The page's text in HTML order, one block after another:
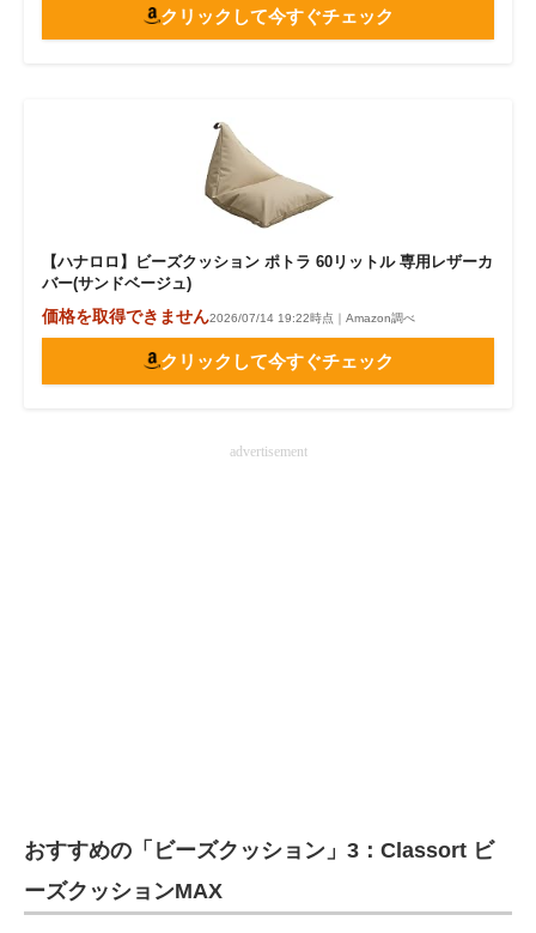
クリックして今すぐチェック
【ハナロロ】ビーズクッション ポトラ 60リットル 専用レザーカ
バー(サンドベージュ)
価格を取得できません2026/07/14 19:22時点｜Amazon調べ
クリックして今すぐチェック
advertisement
おすすめの「ビーズクッション」3：Classort ビ
ーズクッションMAX